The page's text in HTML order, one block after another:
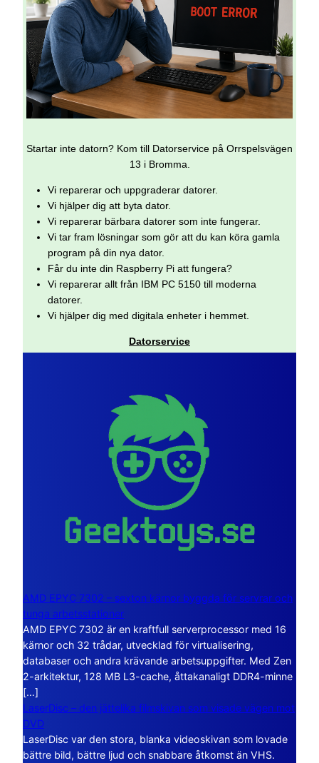
Startar inte datorn? Kom till Datorservice på Orrspelsvägen
13 i Bromma.
Vi reparerar och uppgraderar datorer.
Vi hjälper dig att byta dator.
Vi reparerar bärbara datorer som inte fungerar.
Vi tar fram lösningar som gör att du kan köra gamla
program på din nya dator.
Får du inte din Raspberry Pi att fungera?
Vi reparerar allt från IBM PC 5150 till moderna
datorer.
Vi hjälper dig med digitala enheter i hemmet.
Datorservice
AMD EPYC 7302 – sexton kärnor byggda för servrar och
tunga arbetsstationer
AMD EPYC 7302 är en kraftfull serverprocessor med 16
kärnor och 32 trådar, utvecklad för virtualisering,
databaser och andra krävande arbetsuppgifter. Med Zen
2-arkitektur, 128 MB L3-cache, åttakanaligt DDR4-minne
[…]
LaserDisc – den jättelika filmskivan som visade vägen mot
DVD
LaserDisc var den stora, blanka videoskivan som lovade
bättre bild, bättre ljud och snabbare åtkomst än VHS.